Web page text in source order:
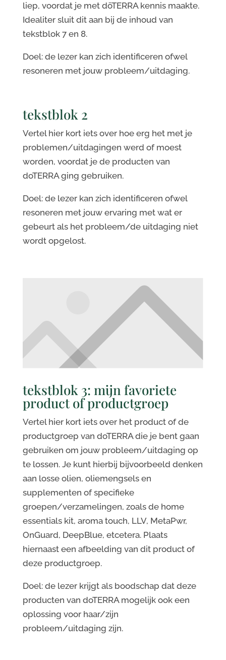
liep, voordat je met dōTERRA kennis maakte.
Idealiter sluit dit aan bij de inhoud van
tekstblok 7 en 8.
Doel: de lezer kan zich identificeren ofwel
resoneren met jouw probleem/uitdaging.
tekstblok 2
Vertel hier kort iets over hoe erg het met je
problemen/uitdagingen werd of moest
worden, voordat je de producten van
doTERRA ging gebruiken.
Doel: de lezer kan zich identificeren ofwel
resoneren met jouw ervaring met wat er
gebeurt als het probleem/de uitdaging niet
wordt opgelost.
tekstblok 3: mijn favoriete
product of productgroep
Vertel hier kort iets over het product of de
productgroep van doTERRA die je bent gaan
gebruiken om jouw probleem/uitdaging op
te lossen. Je kunt hierbij bijvoorbeeld denken
aan losse olien, oliemengsels en
supplementen of specifieke
groepen/verzamelingen, zoals de home
essentials kit, aroma touch, LLV, MetaPwr,
OnGuard, DeepBlue, etcetera. Plaats
hiernaast een afbeelding van dit product of
deze productgroep.
Doel: de lezer krijgt als boodschap dat deze
producten van doTERRA mogelijk ook een
oplossing voor haar/zijn
probleem/uitdaging zijn.